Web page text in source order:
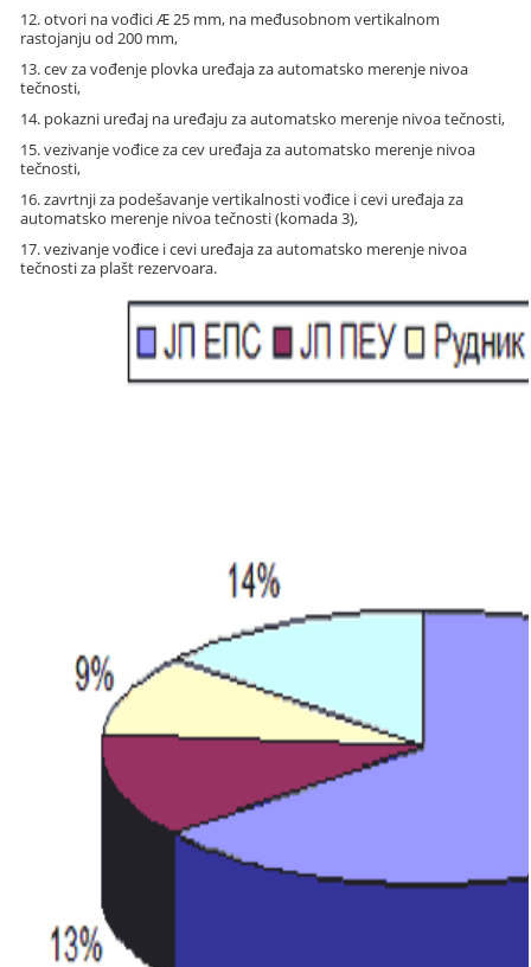
12. otvori na vođiciÆ25 mm, na međusobnom vertikalnom
rastojanju od 200 mm,
13. cev za vođenje plovka uređaja za automatsko merenje nivoa
tečnosti,
14. pokazni uređaj na uređaju za automatsko merenje nivoa tečnosti,
15. vezivanje vođice za cev uređaja za automatsko merenje nivoa
tečnosti,
16. zavrtnji za podešavanje vertikalnosti vođice i cevi uređaja za
automatsko merenje nivoa tečnosti (komada 3),
17. vezivanje vođice i cevi uređaja za automatsko merenje nivoa
tečnosti za plašt rezervoara.